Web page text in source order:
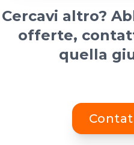
Cercavi altro?
offerte,
quella